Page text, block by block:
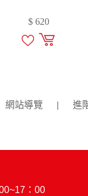
$ 620
網站導覽 | 進
：00